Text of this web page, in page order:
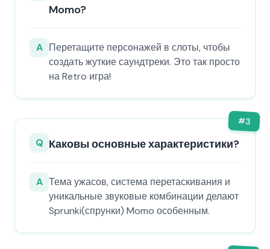
Momo?
A Перетащите персонажей в слоты, чтобы
создать жуткие саундтреки. Это так просто
на Retro игра!
#3
Q Каковы основные характеристики?
A Тема ужасов, система перетаскивания и
уникальные звуковые комбинации делают
Sprunki(спрунки) Momo особенным.